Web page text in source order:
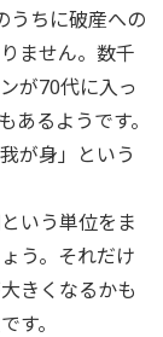
うちに破産への
ません。数千
が70代に入っ
あるようです。
が身」という
いう単位をま
う。それだけ
きくなるかも
す。